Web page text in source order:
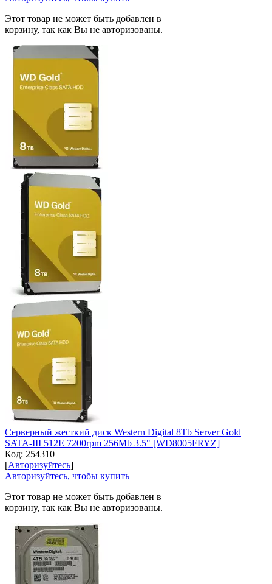
Этот товар не может быть добавлен в
корзину, так как Вы не авторизованы.
Серверный жесткий диск Western Digital 8Tb Server Gold
SATA-III 512E 7200rpm 256Mb 3.5" [WD8005FRYZ]
Код: 254310
[Авторизуйтесь]
Авторизуйтесь, чтобы купить
Этот товар не может быть добавлен в
корзину, так как Вы не авторизованы.